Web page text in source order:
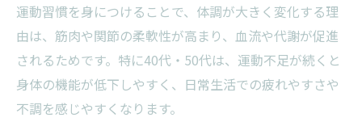
運動習慣を身につけることで、体調が大きく変化する理
由は、筋肉や関節の柔軟性が高まり、血流や代謝が促進
されるためです。特に40代・50代は、運動不足が続くと
身体の機能が低下しやすく、日常生活での疲れやすさや
不調を感じやすくなります。